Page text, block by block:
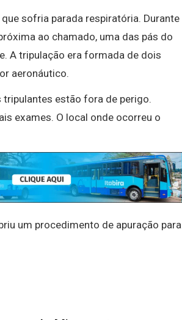
sofria parada respiratória. Durante
ao chamado, uma das pás do
A tripulação era formada de dois
aeronáutico.
estão fora de perigo.
exames. O local onde ocorreu o
um procedimento de apuração para